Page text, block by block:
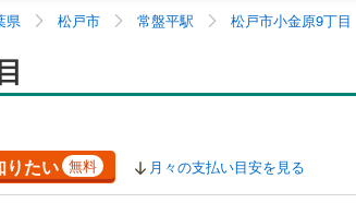
県 松戸市 常盤平駅 松戸市小金原9丁目
りたい 無料 月々の支払い目安を見る